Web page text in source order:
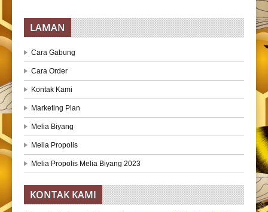
LAMAN
Cara Gabung
Cara Order
Kontak Kami
Marketing Plan
Melia Biyang
Melia Propolis
Melia Propolis Melia Biyang 2023
KONTAK KAMI